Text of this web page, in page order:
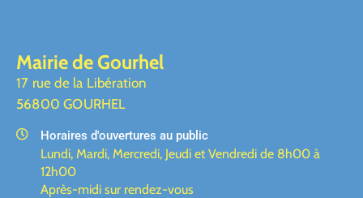
Mairie de Gourhel
17 rue de la Libération
56800 GOURHEL
Horaires d'ouvertures au public
Lundi, Mardi, Mercredi, Jeudi et Vendredi de 8h00 à
12h00
Après-midi sur rendez-vous